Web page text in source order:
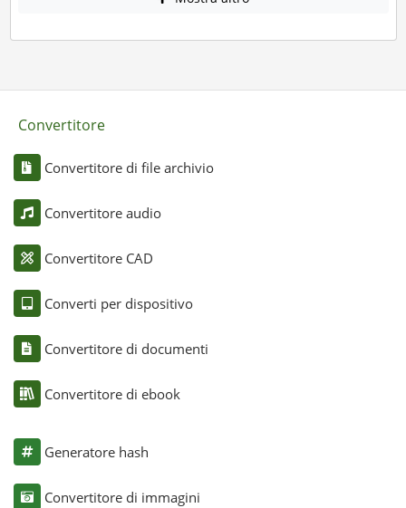
Convertitore
Convertitore di file archivio
Convertitore audio
Convertitore CAD
Converti per dispositivo
Convertitore di documenti
Convertitore di ebook
Generatore hash
Convertitore di immagini